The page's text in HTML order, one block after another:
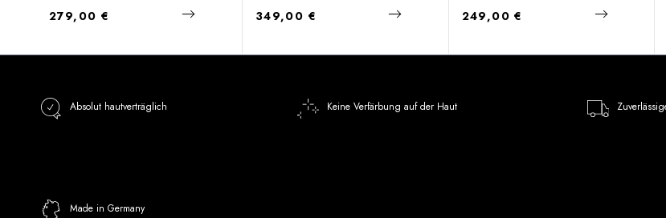
Regulärer Preis:
279,00 € Regulärer Preis:
349,00 € Regulärer Preis:
249,00 €
Absolut hautverträglich Keine Verfärbung auf der Haut
Made in Germany